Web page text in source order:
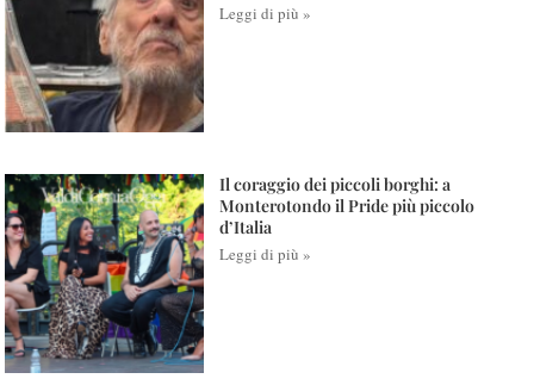
Leggi di più »
Il coraggio dei piccoli borghi: a
Monterotondo il Pride più piccolo
d’Italia
Leggi di più »